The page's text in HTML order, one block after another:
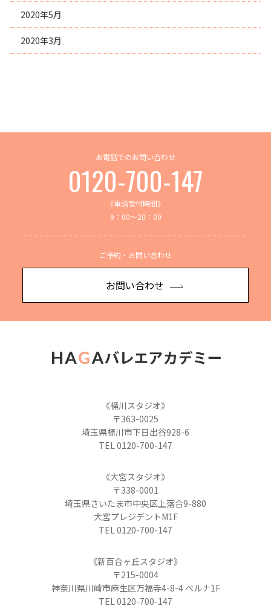
2020年5月
2020年3月
お電話でのお問い合わせ
0120-700-147
《電話受付時間》
9：00～20：00
ご予約・お問い合わせ
お問い合わせ
《桶川スタジオ》
〒363-0025
埼玉県桶川市下日出谷928-6
TEL 0120-700-147
《大宮スタジオ》
〒338-0001
埼玉県さいたま市中央区上落合9-880
大宮プレジデントM1F
TEL 0120-700-147
《新百合ヶ丘スタジオ》
〒215-0004
神奈川県川崎市麻生区万福寺4-8-4 ベルナ1F
TEL 0120-700-147